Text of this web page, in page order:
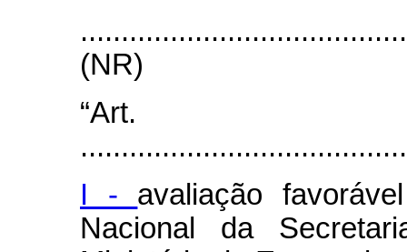
(NR)
I - avaliação
Nacional da